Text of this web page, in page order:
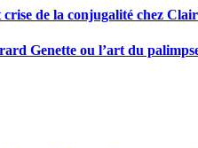
de la conjugalité chez
Genette ou l’art du